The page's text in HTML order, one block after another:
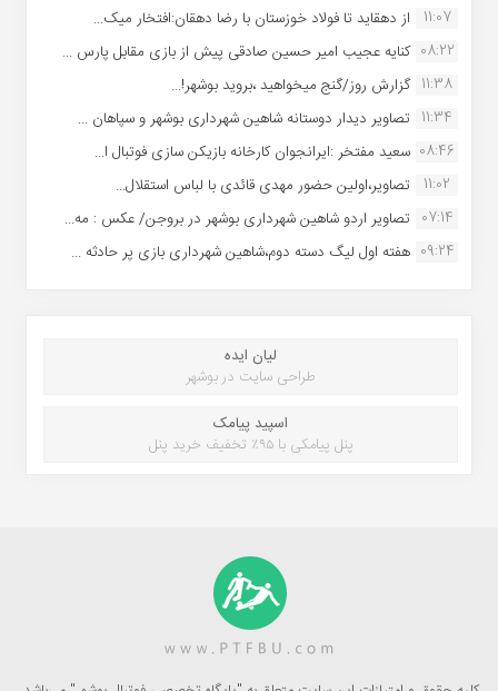
11:07
از دهقاید تا فولاد خوزستان با رضا دهقان:افتخار میک...
08:22 کنایه عجیب امیر حسین صادقی پیش از بازی مقابل پارس ...
11:38 گزارش روز/گنج میخواهید ،بروید بوشهر!...
11:34 تصاویر دیدار دوستانه شاهین شهردارى بوشهر و سپاهان ...
08:46 سعید مفتخر :ایرانجوان کارخانه بازیکن سازی فوتبال ا...
11:02
تصاویر،اولین حضور مهدی قائدی با لباس استقلال...
07:14 تصاویر اردو شاهین شهرداری بوشهر در بروجن/ عکس : مه...
09:24 هفته اول لیگ دسته دوم،شاهین شهرداری بازی پر حادثه ...
لیان ایده
طراحی سایت در بوشهر
اسپید پیامک
پنل پیامکی با ۹۵٪ تخفیف خرید پنل